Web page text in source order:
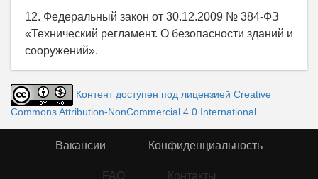
12. Федеральный закон от 30.12.2009 № 384-ФЗ
«Технический регламент. О безопасности зданий и
сооружений».
Контент доступен под лицензией Creative
Commons Attribution-NonCommercial 4.0 International
Вакансии Конфиденциальность
FAQ Контакты